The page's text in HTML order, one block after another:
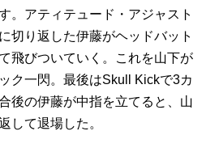
。アティテュード・アジャスト
切り返した伊藤がヘッドバット
飛びついていく。これを山下が
ク一閃。最後はSkull Kickで3カ
後の伊藤が中指を立てると、山
して退場した。